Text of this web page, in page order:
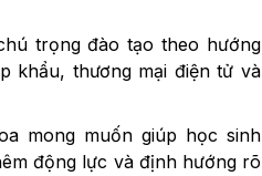
trọng đào tạo theo hướng
khẩu, thương mại điện tử và
mong muốn giúp học sinh
động lực và định hướng rõ